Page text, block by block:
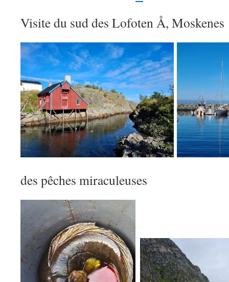
Visite du sud des Lofoten Å, Moskenes
des pêches miraculeuses